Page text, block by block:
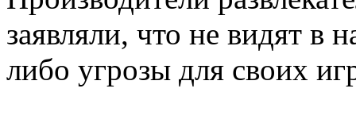
заявляли, что не видят в
либо угрозы для своих